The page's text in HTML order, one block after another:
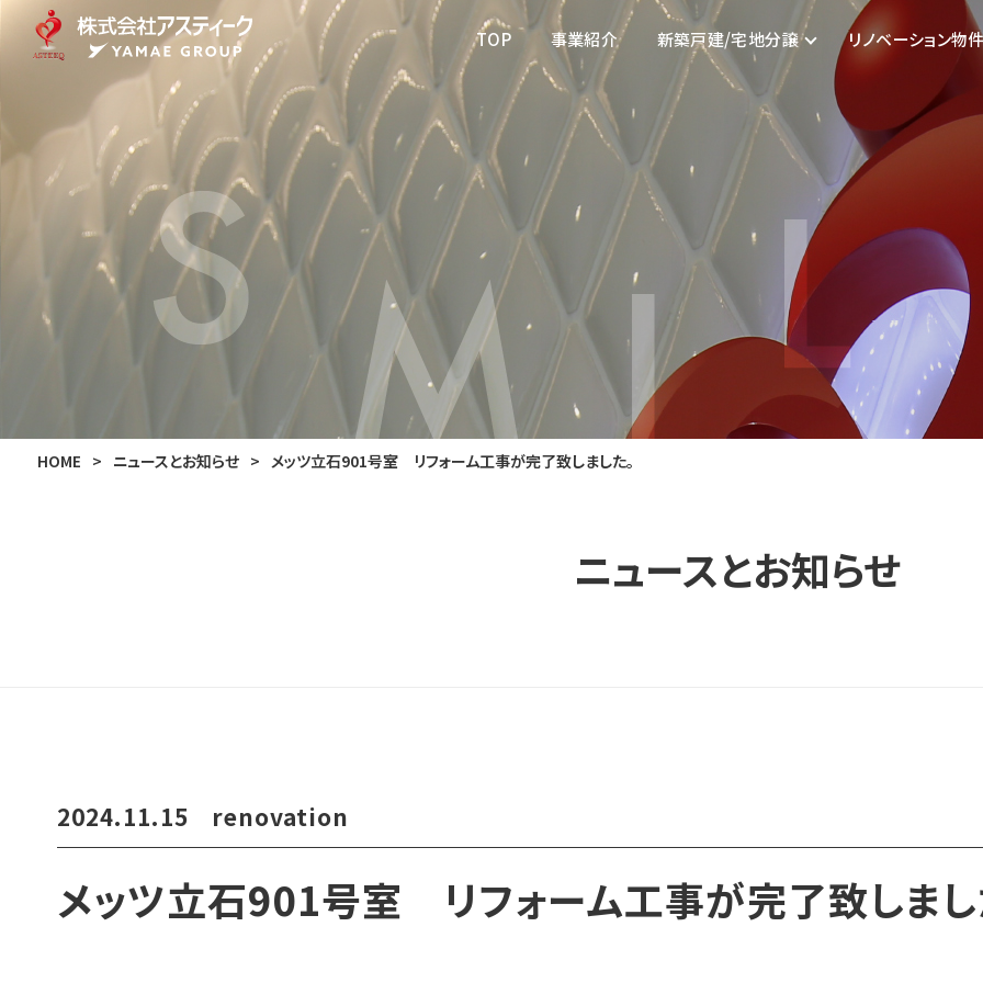
TOP 事業紹介 新築戸建/宅地分譲 リノベーション物
HOME > ニュースとお知らせ > メッツ立石901号室 リフォーム工事が完了致しました。
ニュースとお知らせ
2024.11.15 renovation
メッツ立石901号室 リフォーム工事が完了致しまし